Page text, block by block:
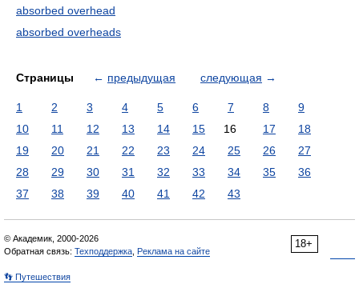
absorbed overhead
absorbed overheads
Страницы ← предыдущая следующая →
1 2 3 4 5 6 7 8
9
10
11 12 13 14 15 16 17
18
19
20 21 22 23 24 25 26
27
28
29 30 31 32 33 34 35
36
37
38 39 40 41 42 43
18+
© Академик, 2000-2026
Обратная связь: Техподдержка Реклама на сайте
👣 Путешествия